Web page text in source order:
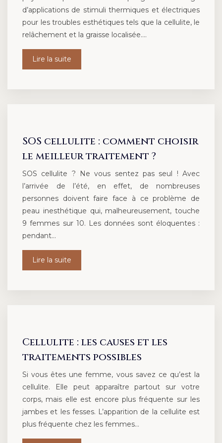
d’applications de stimuli thermiques et électriques
pour les troubles esthétiques tels que la cellulite, le
relâchement et la graisse localisée….
Lire la suite
SOS cellulite : comment choisir
le meilleur traitement ?
SOS cellulite ? Ne vous sentez pas seul ! Avec
l’arrivée de l’été, en effet, de nombreuses
personnes doivent faire face à ce problème de
peau inesthétique qui, malheureusement, touche
9 femmes sur 10. Les données sont éloquentes :
pendant…
Lire la suite
Cellulite : les causes et les
traitements possibles
Si vous êtes une femme, vous savez ce qu’est la
cellulite. Elle peut apparaître partout sur votre
corps, mais elle est encore plus fréquente sur les
jambes et les fesses. L’apparition de la cellulite est
plus fréquente chez les femmes…